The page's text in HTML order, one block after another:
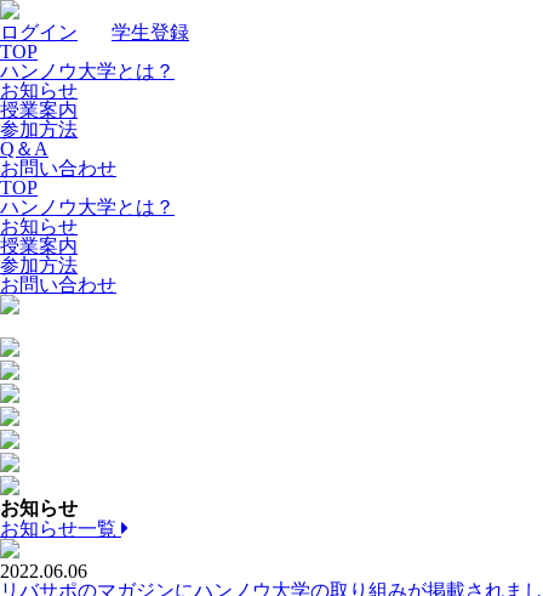
ログイン
学生登録
TOP
ハンノウ大学とは？
お知らせ
授業案内
参加方法
Q＆A
お問い合わせ
TOP
ハンノウ大学とは？
お知らせ
授業案内
参加方法
お問い合わせ
お知らせ
お知らせ一覧
2022.06.06
リバサポのマガジンにハンノウ大学の取り組みが掲載されまし